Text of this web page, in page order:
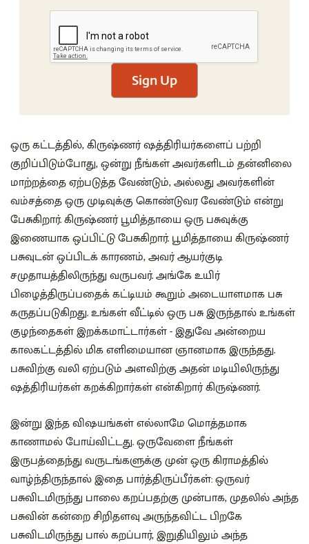
Sign Up
ஒரு கட்டத்தில், கிருஷ்ணர் ஷத்திரியர்களைப் பற்றி
குறிப்பிடும்போது, ஒன்று நீங்கள் அவர்களிடம் தன்னிலை
மாற்றத்தை ஏற்படுத்த வேண்டும், அல்லது அவர்களின்
வம்சத்தை ஒரு முடிவுக்கு கொண்டுவர வேண்டும் என்று
பேசுகிறார். கிருஷ்ணர் பூமித்தாயை ஒரு பசுவுக்கு
இணையாக ஒப்பிட்டு பேசுகிறார். பூமித்தாயை கிருஷ்ணர்
பசுவுடன் ஒப்பிடக் காரணம், அவர் ஆயர்குடி
சமுதாயத்திலிருந்து வருபவர். அங்கே உயிர்
பிழைத்திருப்பதைக் கட்டியம் கூறும் அடையாளமாக பசு
கருதப்படுகிறது. உங்கள் வீட்டில் ஒரு பசு இருந்தால் உங்கள்
குழந்தைகள் இறக்கமாட்டார்கள் - இதுவே அன்றைய
காலகட்டத்தில் மிக எளிமையான ஞானமாக இருந்தது.
பசுவிற்கு வலி ஏற்படும் அளவிற்கு அதன் மடியிலிருந்து
ஷத்திரியர்கள் கறக்கிறார்கள் என்கிறார் கிருஷ்ணர்.
இன்று இந்த விஷயங்கள் எல்லாமே மொத்தமாக
காணாமல் போய்விட்டது. ஒருவேளை நீங்கள்
இருபத்தைந்து வருடங்களுக்கு முன் ஒரு கிராமத்தில்
வாழ்ந்திருந்தால் இதை பார்த்திருப்பீர்கள்: ஒருவர்
பசுவிடமிருந்து பாலை கறப்பதற்கு முன்பாக, முதலில் அந்த
பசுவின் கன்றை சிறிதளவு அருந்தவிட்ட பிறகே
பசுவிடமிருந்து பால் கறப்பார், இறுதியிலும் அந்த